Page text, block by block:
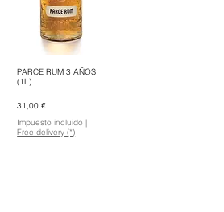
PARCE RUM 3 AÑOS
(1L)
Precio
31,00 €
Impuesto incluido |
Free delivery (*)